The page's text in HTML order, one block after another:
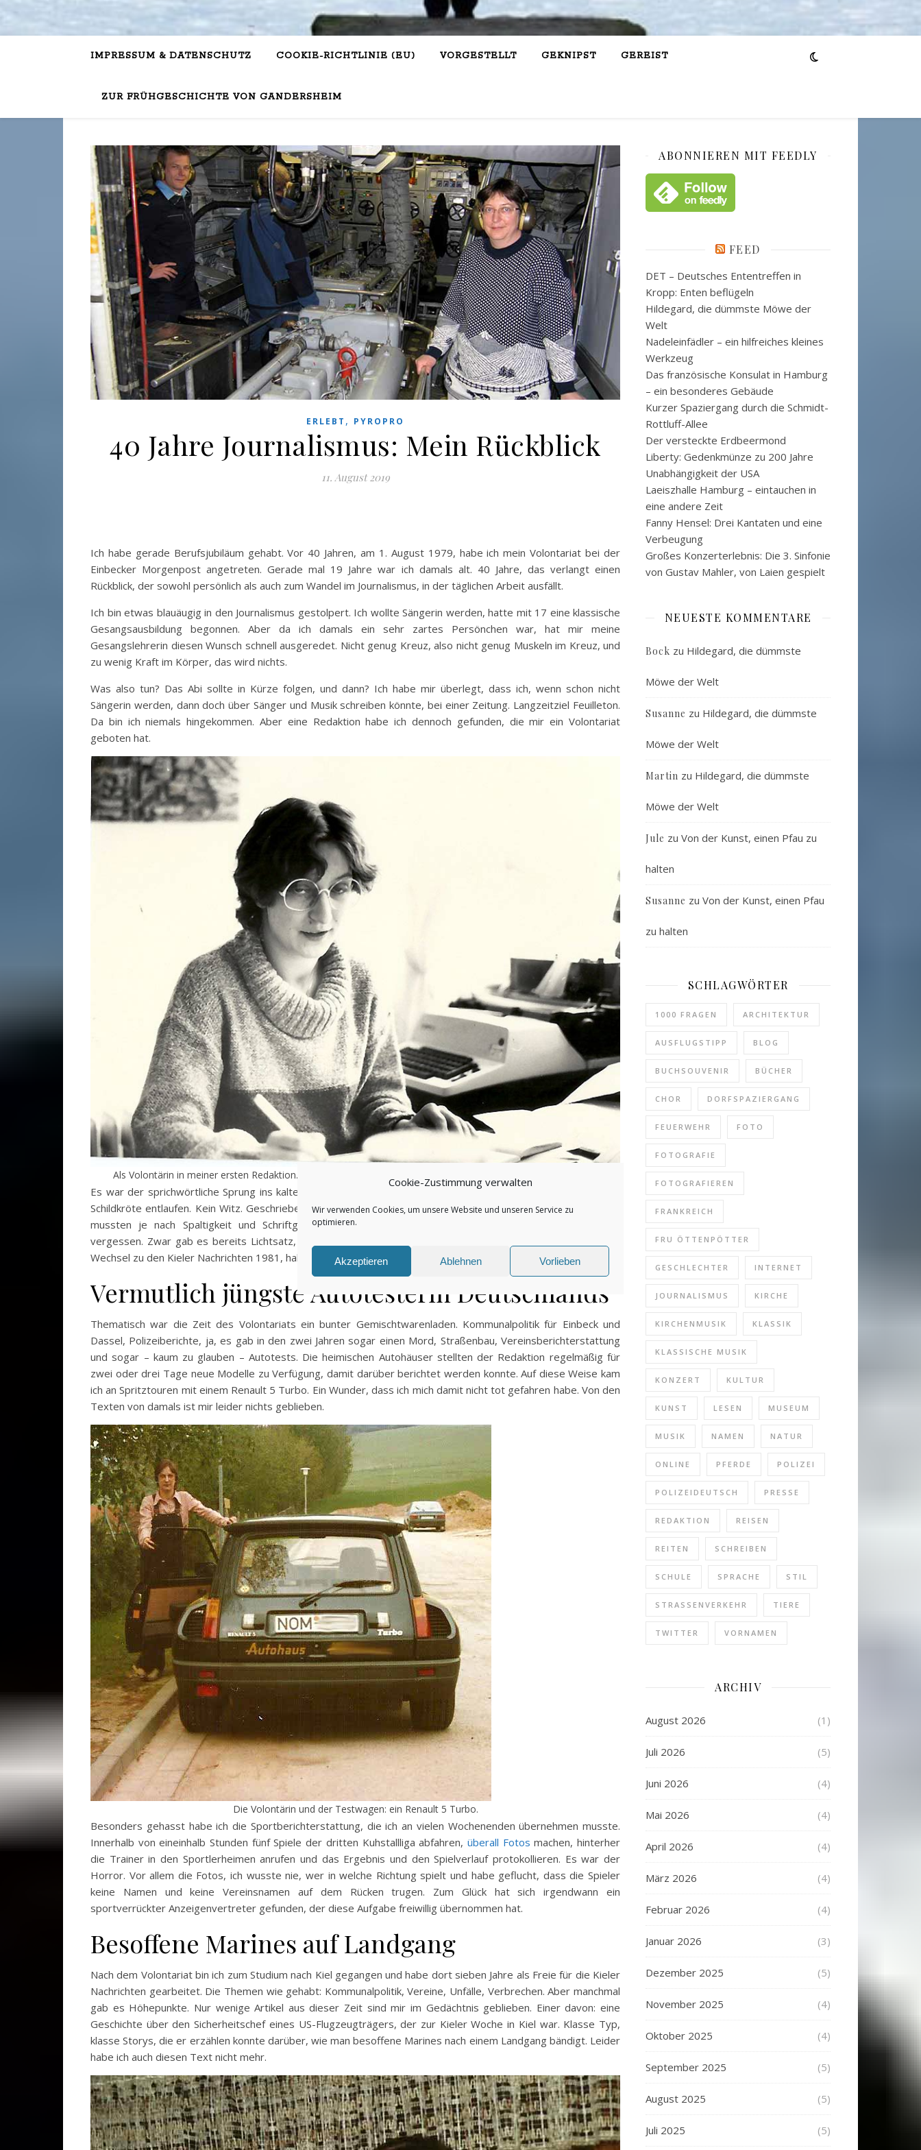
Cookie-Zustimmung verwalten
Wir verwenden Cookies, um unsere Website und unseren Service zu
optimieren.
Akzeptieren Ablehnen Vorlieben
IMPRESSUM & DATENSCHUTZ COOKIE-RICHTLINIE (EU) VORGESTELLT GEKNIPST GEREIST
ZUR FRÜHGESCHICHTE VON GANDERSHEIM
ERLEBT , PYROPRO
40 Jahre Journalismus: Mein Rückblick
11. August 2019
Ich habe gerade Berufsjubiläum gehabt. Vor 40 Jahren, am 1. August 1979, habe ich mein Volontariat bei der
Einbecker Morgenpost angetreten. Gerade mal 19 Jahre war ich damals alt. 40 Jahre, das verlangt einen
Rückblick, der sowohl persönlich als auch zum Wandel im Journalismus, in der täglichen Arbeit ausfällt.
Ich bin etwas blauäugig in den Journalismus gestolpert. Ich wollte Sängerin werden, hatte mit 17 eine klassische
Gesangsausbildung begonnen. Aber da ich damals ein sehr zartes Persönchen war, hat mir meine
Gesangslehrerin diesen Wunsch schnell ausgeredet. Nicht genug Kreuz, also nicht genug Muskeln im Kreuz, und
zu wenig Kraft im Körper, das wird nichts.
Was also tun? Das Abi sollte in Kürze folgen, und dann? Ich habe mir überlegt, dass ich, wenn schon nicht
Sängerin werden, dann doch über Sänger und Musik schreiben könnte, bei einer Zeitung. Langzeitziel Feuilleton.
Da bin ich niemals hingekommen. Aber eine Redaktion habe ich dennoch gefunden, die mir ein Volontariat
geboten hat.
Als Volontärin in meiner ersten Redaktion. Der Schlafzimmerblick ist Zufall, weil ich gerade hochgeguckt habe.
Es war der sprichwörtliche Sprung ins kalte Wasser. Ich kann mich noch gut an meine erste Meldung erinnern:
Schildkröte entlaufen. Kein Witz. Geschrieben wurde auf Schreibmaschine, redigiert auf Papier, die Schlagzeilen
mussten je nach Spaltigkeit und Schriftgröße ausgezählt werden, damit sie passten. Leerschläge nicht
vergessen. Zwar gab es bereits Lichtsatz, aber an den durften nur die Setzer ran. Erst später, nach meinem
Wechsel zu den Kieler Nachrichten 1981, habe ich selbst Texte direkt ins System geschrieben.
Vermutlich jüngste Autotesterin Deutschlands
Thematisch war die Zeit des Volontariats ein bunter Gemischtwarenladen. Kommunalpolitik für Einbeck und
Dassel, Polizeiberichte, ja, es gab in den zwei Jahren sogar einen Mord, Straßenbau, Vereinsberichterstattung
und sogar – kaum zu glauben – Autotests. Die heimischen Autohäuser stellten der Redaktion regelmäßig für
zwei oder drei Tage neue Modelle zu Verfügung, damit darüber berichtet werden konnte. Auf diese Weise kam
ich an Spritztouren mit einem Renault 5 Turbo. Ein Wunder, dass ich mich damit nicht tot gefahren habe. Von den
Texten von damals ist mir leider nichts geblieben.
Die Volontärin und der Testwagen: ein Renault 5 Turbo.
Besonders gehasst habe ich die Sportberichterstattung, die ich an vielen Wochenenden übernehmen musste.
Innerhalb von eineinhalb Stunden fünf Spiele der dritten Kuhstallliga abfahren, überall Fotos machen, hinterher
die Trainer in den Sportlerheimen anrufen und das Ergebnis und den Spielverlauf protokollieren. Es war der
Horror. Vor allem die Fotos, ich wusste nie, wer in welche Richtung spielt und habe geflucht, dass die Spieler
keine Namen und keine Vereinsnamen auf dem Rücken trugen. Zum Glück hat sich irgendwann ein
sportverrückter Anzeigenvertreter gefunden, der diese Aufgabe freiwillig übernommen hat.
Besoffene Marines auf Landgang
Nach dem Volontariat bin ich zum Studium nach Kiel gegangen und habe dort sieben Jahre als Freie für die Kieler
Nachrichten gearbeitet. Die Themen wie gehabt: Kommunalpolitik, Vereine, Unfälle, Verbrechen. Aber manchmal
gab es Höhepunkte. Nur wenige Artikel aus dieser Zeit sind mir im Gedächtnis geblieben. Einer davon: eine
Geschichte über den Sicherheitschef eines US-Flugzeugträgers, der zur Kieler Woche in Kiel war. Klasse Typ,
klasse Storys, die er erzählen konnte darüber, wie man besoffene Marines nach einem Landgang bändigt. Leider
habe ich auch diesen Text nicht mehr.
ABONNIEREN MIT FEEDLY
FEED
DET – Deutsches Ententreffen in
Kropp: Enten beflügeln
Hildegard, die dümmste Möwe der
Welt
Nadeleinfädler – ein hilfreiches kleines
Werkzeug
Das französische Konsulat in Hamburg
– ein besonderes Gebäude
Kurzer Spaziergang durch die Schmidt-
Rottluff-Allee
Der versteckte Erdbeermond
Liberty: Gedenkmünze zu 200 Jahre
Unabhängigkeit der USA
Laeiszhalle Hamburg – eintauchen in
eine andere Zeit
Fanny Hensel: Drei Kantaten und eine
Verbeugung
Großes Konzerterlebnis: Die 3. Sinfonie
von Gustav Mahler, von Laien gespielt
NEUESTE KOMMENTARE
Bock zu Hildegard, die dümmste
Möwe der Welt
Susanne zu Hildegard, die dümmste
Möwe der Welt
Martin zu Hildegard, die dümmste
Möwe der Welt
Jule zu Von der Kunst, einen Pfau zu
halten
Susanne zu Von der Kunst, einen Pfau
zu halten
SCHLAGWÖRTER
1000 FRAGEN ARCHITEKTUR
AUSFLUGSTIPP BLOG
BUCHSOUVENIR BÜCHER
CHOR DORFSPAZIERGANG
FEUERWEHR FOTO
FOTOGRAFIE
FOTOGRAFIEREN
FRANKREICH
FRU ÖTTENPÖTTER
GESCHLECHTER INTERNET
JOURNALISMUS KIRCHE
KIRCHENMUSIK KLASSIK
KLASSISCHE MUSIK
KONZERT KULTUR
KUNST LESEN MUSEUM
MUSIK NAMEN NATUR
ONLINE PFERDE POLIZEI
POLIZEIDEUTSCH PRESSE
REDAKTION REISEN
REITEN SCHREIBEN
SCHULE SPRACHE STIL
STRASSENVERKEHR TIERE
TWITTER VORNAMEN
ARCHIV
August 2026 (1)
Juli 2026 (5)
Juni 2026 (4)
Mai 2026 (4)
April 2026 (4)
März 2026 (4)
Februar 2026 (4)
Januar 2026 (3)
Dezember 2025 (5)
November 2025 (4)
Oktober 2025 (4)
September 2025 (5)
August 2025 (5)
Juli 2025 (5)